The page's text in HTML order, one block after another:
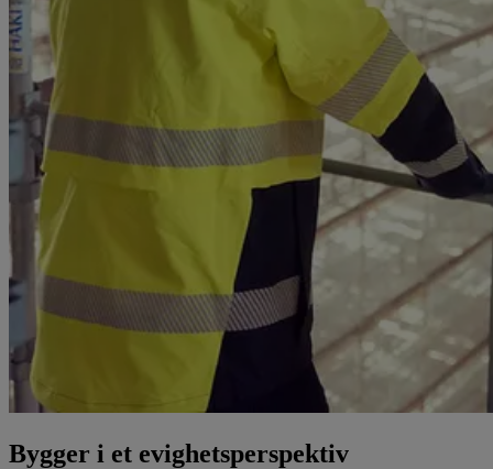
Bygger i et evighetsperspektiv